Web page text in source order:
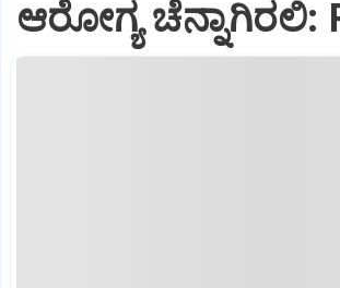
ಆರೋಗ್ಯ ಚೆನ್ನಾಗಿರಲಿ: